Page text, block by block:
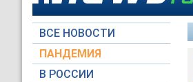
ВСЕ НОВОСТИ
ПАНДЕМИЯ
В РОССИИ